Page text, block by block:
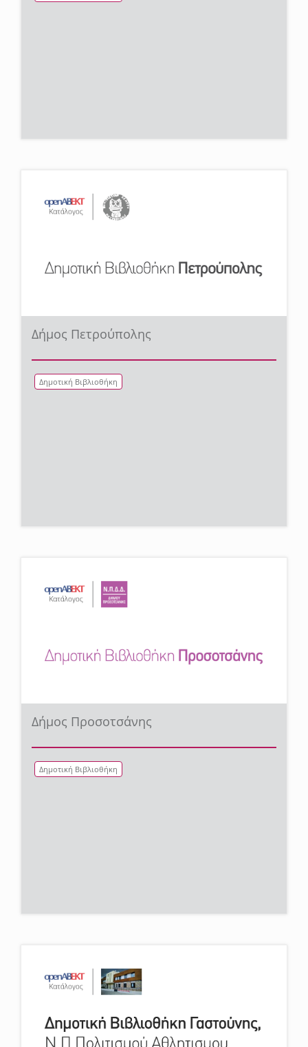
Δήμος Πετρούπολης
Δημοτική Βιβλιοθήκη
Δήμος Προσοτσάνης
Δημοτική Βιβλιοθήκη